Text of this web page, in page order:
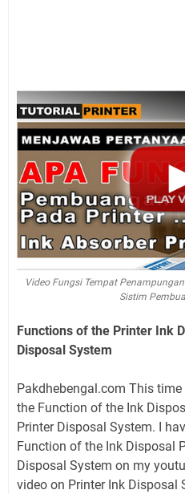
Video Fungsi Tempat
Sistim
Functions of the Printer Ink
Disposal System
Pakdhebengal.com This
the Function of the Ink
Printer Disposal System. I
Function of the Ink Disposal
Disposal System on my
video on Printer Ink Disposal